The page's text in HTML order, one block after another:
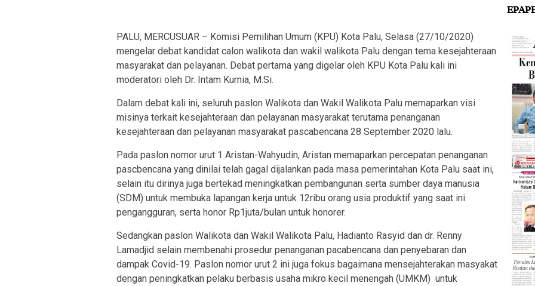
PALU, MERCUSUAR – Komisi Pemilihan Umum (KPU) Kota Palu, Selasa (27/10/2020)
mengelar debat kandidat calon walikota dan wakil walikota Palu dengan tema kesejahteraan
masyarakat dan pelayanan. Debat pertama yang digelar oleh KPU Kota Palu kali ini
moderatori oleh Dr. Intam Kurnia, M.Si.
Dalam debat kali ini, seluruh paslon Walikota dan Wakil Walikota Palu memaparkan visi
misinya terkait kesejahteraan dan pelayanan masyarakat terutama penanganan
kesejahteraan dan pelayanan masyarakat pascabencana 28 September 2020 lalu.
Pada paslon nomor urut 1 Aristan-Wahyudin, Aristan memaparkan percepatan penanganan
pascbencana yang dinilai telah gagal dijalankan pada masa pemerintahan Kota Palu saat ini,
selain itu dirinya juga bertekad meningkatkan pembangunan serta sumber daya manusia
(SDM) untuk membuka lapangan kerja untuk 12ribu orang usia produktif yang saat ini
pengangguran, serta honor Rp1juta/bulan untuk honorer.
Sedangkan paslon Walikota dan Wakil Walikota Palu, Hadianto Rasyid dan dr. Renny
Lamadjid selain membenahi prosedur penanganan pacabencana dan penyebaran dan
dampak Covid-19. Paslon nomor urut 2 ini juga fokus bagaimana mensejahterakan masyakat
dengan peningkatkan pelaku berbasis usaha mikro kecil menengah (UMKM) untuk